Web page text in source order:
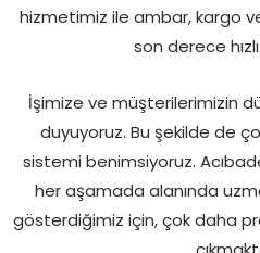
hizmetimiz ile ambar, kargo
son derece
İşimize ve müşterilerimizin
duyuyoruz. Bu şekilde de
sistemi benimsiyoruz.
her aşamada alanında
gösterdiğimiz için, çok daha